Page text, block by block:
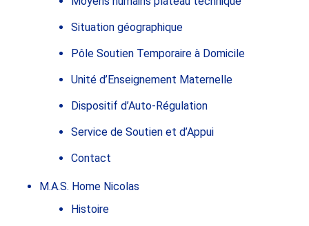
Situation géographique
Pôle Soutien Temporaire à Domicile
Unité d’Enseignement Maternelle
Dispositif d’Auto-Régulation
Service de Soutien et d’Appui
Contact
M.A.S. Home Nicolas
Histoire